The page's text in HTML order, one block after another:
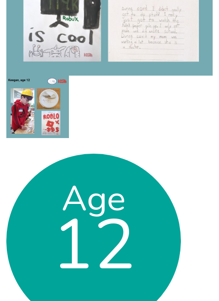
Age
12